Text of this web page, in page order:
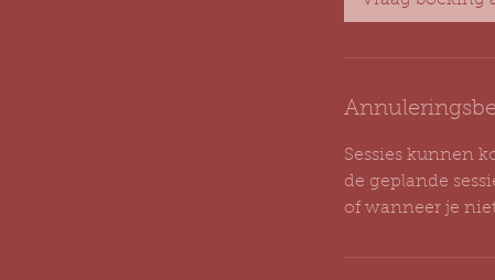
Sessies kunnen
de geplande
of wanneer je